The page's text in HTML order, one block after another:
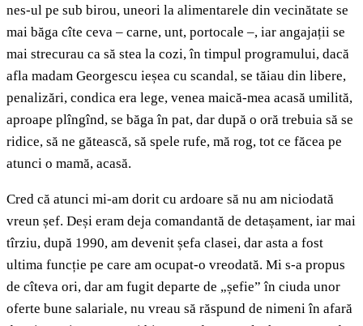
nes-ul pe sub birou, uneori la alimentarele din vecinătate se
mai băga cîte ceva – carne, unt, portocale –, iar angajații se
mai strecurau ca să stea la cozi, în timpul programului, dacă
afla madam Georgescu ieșea cu scandal, se tăiau din libere,
penalizări, condica era lege, venea maică-mea acasă umilită,
aproape plîngînd, se băga în pat, dar după o oră trebuia să se
ridice, să ne gătească, să spele rufe, mă rog, tot ce făcea pe
atunci o mamă, acasă.
Cred că atunci mi-am dorit cu ardoare să nu am niciodată
vreun șef. Deși eram deja comandantă de detașament, iar mai
tîrziu, după 1990, am devenit șefa clasei, dar asta a fost
ultima funcție pe care am ocupat-o vreodată. Mi s-a propus
de cîteva ori, dar am fugit departe de „șefie” în ciuda unor
oferte bune salariale, nu vreau să răspund de nimeni în afară